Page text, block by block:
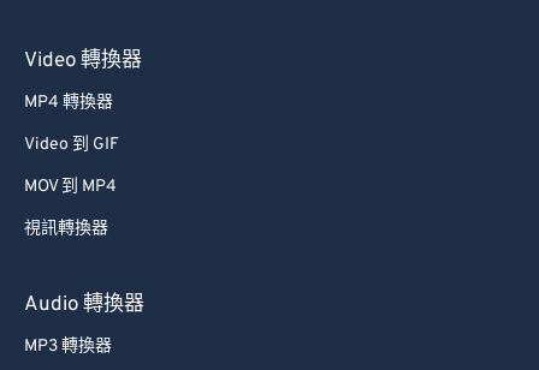
Video 轉換器
MP4 轉換器
Video 到 GIF
MOV 到 MP4
視訊轉換器
Audio 轉換器
MP3 轉換器